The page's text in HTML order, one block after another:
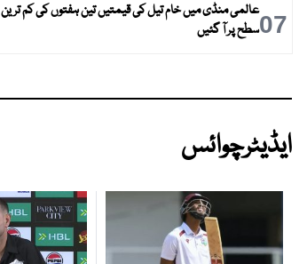
07عالمی منڈی میں خام تیل کی قیمتیں تین ہفتوں کی کم ترین
سطح پر آ گئیں
ایڈیٹرچوائس